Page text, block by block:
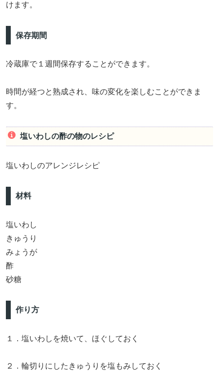
けます。
保存期間
冷蔵庫で１週間保存することができます。
時間が経つと熟成され、味の変化を楽しむことができま
す。
塩いわしの酢の物のレシピ
塩いわしのアレンジレシピ
材料
塩いわし
きゅうり
みょうが
酢
砂糖
作り方
１．塩いわしを焼いて、ほぐしておく
２．輪切りにしたきゅうりを塩もみしておく